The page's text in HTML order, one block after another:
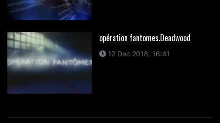
opération fantomes.Deadwood
12 Dec 2018, 16:41